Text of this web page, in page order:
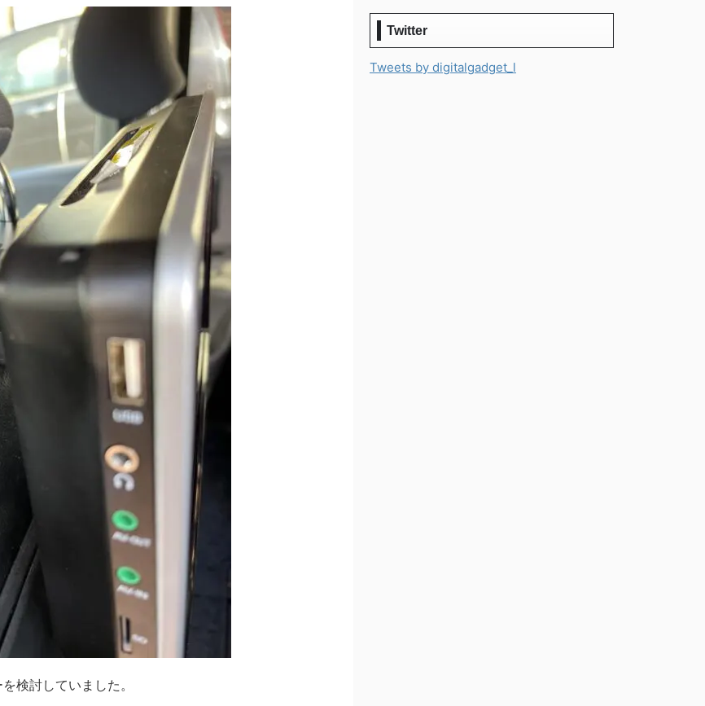
検討していました。
Twitter
Tweets by digitalgadget_l